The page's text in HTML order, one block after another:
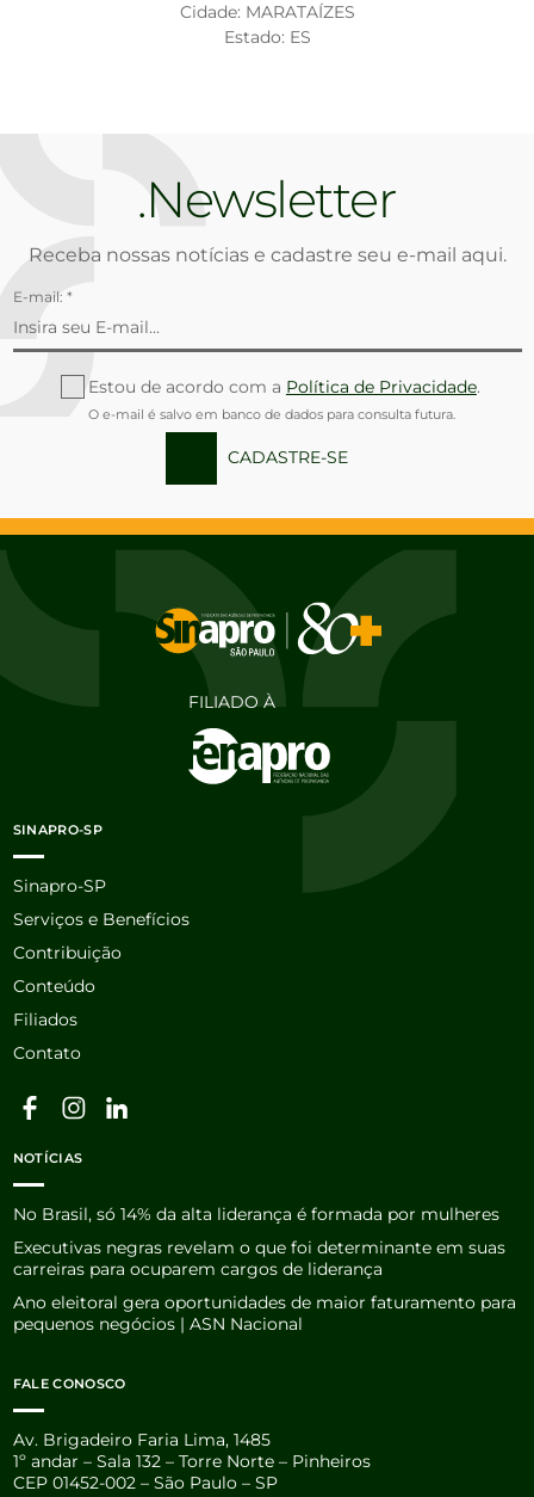
Cidade: MARATAÍZES
Estado: ES
Newsletter
Receba nossas notícias e cadastre seu e-mail aqui.
E-mail: *
Estou de acordo com a Política de Privacidade.
O e-mail é salvo em banco de dados para consulta futura.
CADASTRE-SE
FILIADO À
SINAPRO-SP
Sinapro-SP
Serviços e Benefícios
Contribuição
Conteúdo
Filiados
Contato
NOTÍCIAS
No Brasil, só 14% da alta liderança é formada por mulheres
Executivas negras revelam o que foi determinante em suas
carreiras para ocuparem cargos de liderança
Ano eleitoral gera oportunidades de maior faturamento para
pequenos negócios | ASN Nacional
FALE CONOSCO
Av. Brigadeiro Faria Lima, 1485
1º andar – Sala 132 – Torre Norte – Pinheiros
CEP 01452-002 – São Paulo – SP